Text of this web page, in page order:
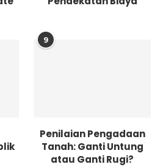
9
Penilaian Pengadaan
Tanah: Ganti Untung
atau Ganti Rugi?